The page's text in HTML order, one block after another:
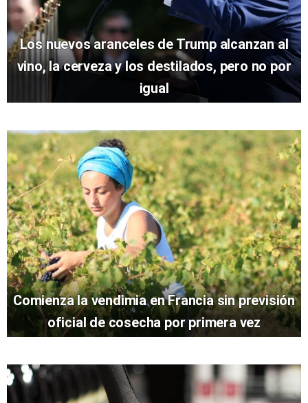
Los nuevos aranceles de Trump alcanzan al
vino, la cerveza y los destilados, pero no por
igual
Comienza la vendimia en Francia sin previsión
oficial de cosecha por primera vez